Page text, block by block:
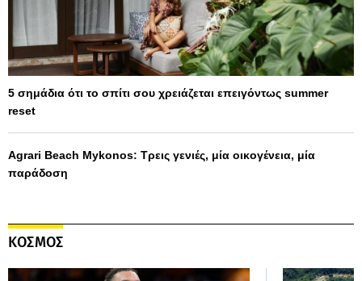
5 σημάδια ότι το σπίτι σου χρειάζεται επειγόντως summer
reset
Agrari Beach Mykonos: Τρεις γενιές, μία οικογένεια, μία
παράδοση
ΚΟΣΜΟΣ